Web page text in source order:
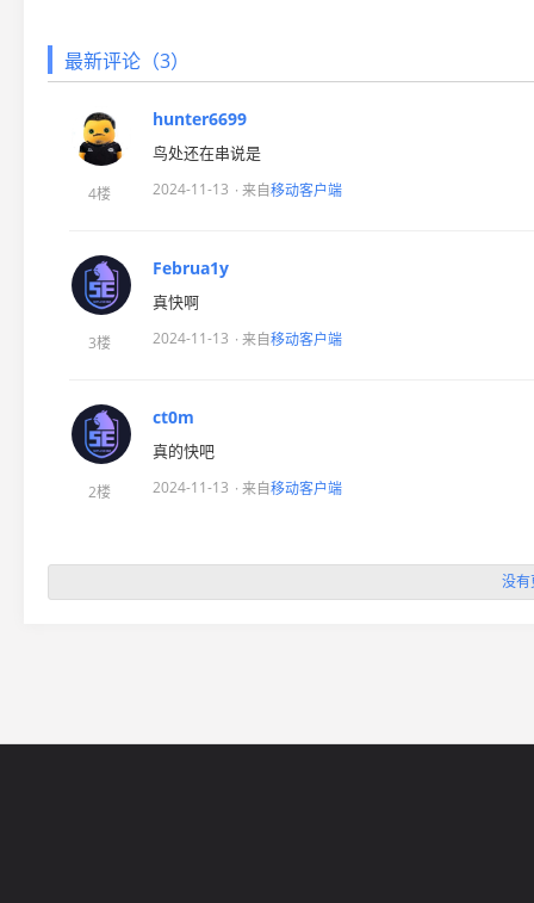
最新评论（3）
4楼
hunter6699
鸟处还在串说是
2024-11-13 · 来自移动客户端
3楼
Februa1y
真快啊
2024-11-13 · 来自移动客户端
2楼
ct0m
真的快吧
2024-11-13 · 来自移动客户端
没有